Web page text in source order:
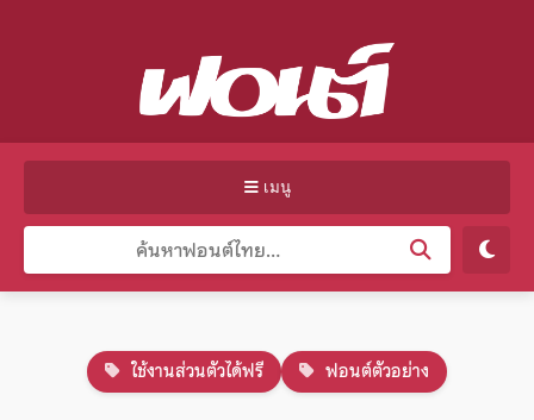
เมนู
ใช้งานส่วนตัวได้ฟรี ฟอนต์ตัวอย่าง